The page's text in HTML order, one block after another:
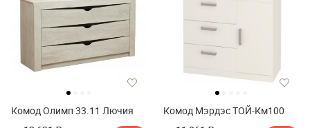
Комод Олимп 33.11 Лючия
Комод Мэрдэс ТОЙ-Км100